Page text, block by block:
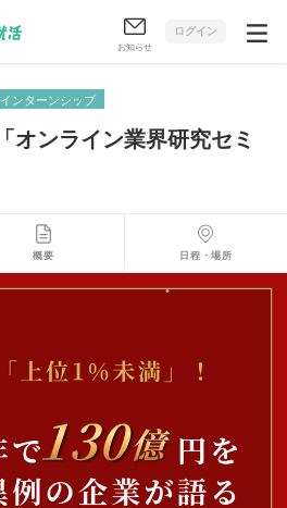
お知らせ
ログイン
インターンシップ
「オンライン業界研究セミ
概要 日程・場所